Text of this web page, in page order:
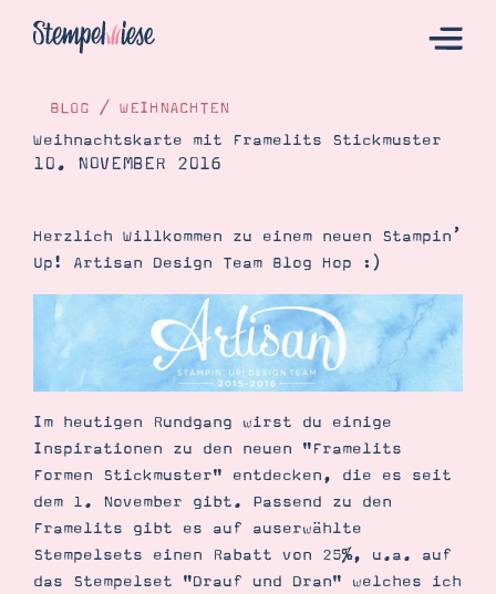
Katalog
Bestellen
Kontakt
Demonstrator werden
Blog
Gutscheine
Produkte erklärt
BLOG / WEIHNACHTEN
Weihnachtskarte mit Framelits Stickmuster
10. NOVEMBER 2016
Herzlich Willkommen zu einem neuen Stampin’
Up! Artisan Design Team Blog Hop :)
Im heutigen Rundgang wirst du einige
Inspirationen zu den neuen "Framelits
Formen Stickmuster" entdecken, die es seit
dem 1. November gibt. Passend zu den
Framelits gibt es auf auserwählte
Stempelsets einen Rabatt von 25%, u.a. auf
das Stempelset "Drauf und Dran" welches ich